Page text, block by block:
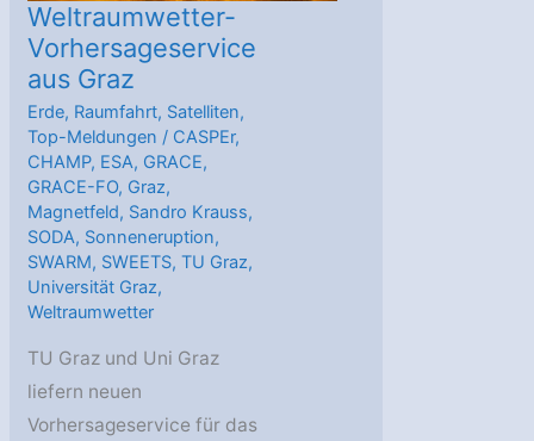
Weltraumwetter-
Vorhersageservice
aus Graz
Erde, Raumfahrt, Satelliten,
Top-Meldungen / CASPEr,
CHAMP, ESA, GRACE,
GRACE-FO, Graz,
Magnetfeld, Sandro Krauss,
SODA, Sonneneruption,
SWARM, SWEETS,TU Graz,
Universität Graz,
Weltraumwetter
TU Graz und Uni Graz
liefern neuen
Vorhersageservice für das